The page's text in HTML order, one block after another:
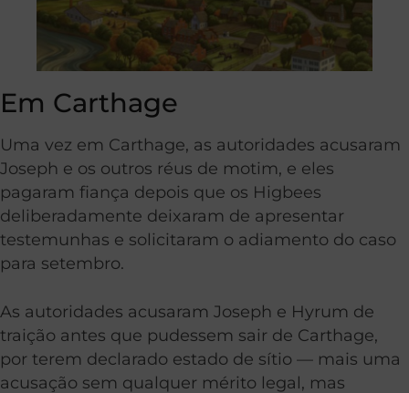
Em Carthage
Uma vez em Carthage, as autoridades acusaram
Joseph e os outros réus de motim, e eles
pagaram fiança depois que os Higbees
deliberadamente deixaram de apresentar
testemunhas e solicitaram o adiamento do caso
para setembro.
As autoridades acusaram Joseph e Hyrum de
traição antes que pudessem sair de Carthage,
por terem declarado estado de sítio — mais uma
acusação sem qualquer mérito legal, mas